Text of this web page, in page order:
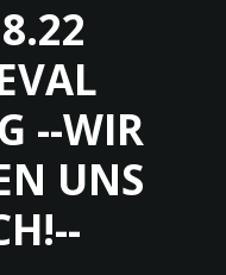
--WIR
UNS